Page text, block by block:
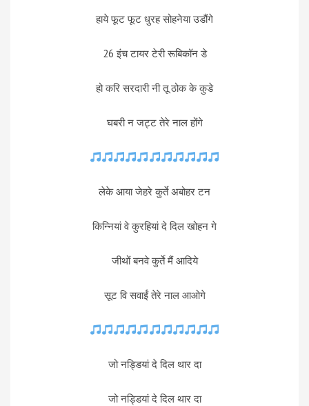
हाये फूट फूट धुरह सोहनेया उडौंगे
26 इंच टायर टेरी रूबिकॉन डे
हो करि सरदारी नी तू ठोक के कुडे
घबरी न जट्ट तेरे नाल होंगे
लेके आया जेहरे कुर्ते अबोहर टन
किन्नियां वे कुरहियां दे दिल खोहन गे
जीथों बनवे कुर्ते मैं आदिये
सूट वि सवाईं तेरे नाल आओगे
जो नड्डियां दे दिल थार दा
जो नड्डियां दे दिल थार दा